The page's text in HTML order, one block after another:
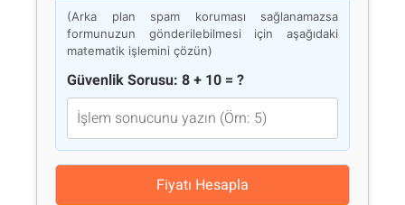
(Arka plan spam koruması sağlanamazsa
formunuzun gönderilebilmesi için aşağıdaki
matematik işlemini çözün)
Güvenlik Sorusu: 8 + 10 = ?
Fiyatı Hesapla